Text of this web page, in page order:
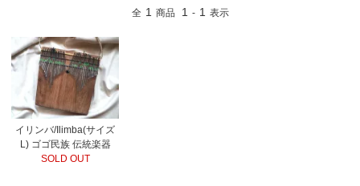
全 1 商品 1 - 1 表示
イリンバ/Ilimba(サイズ
L) ゴゴ民族 伝統楽器
SOLD OUT